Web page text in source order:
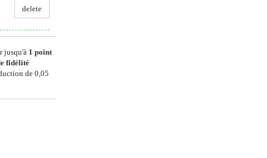
delete
jusqu'à 1 point
fidélité
de 0,05